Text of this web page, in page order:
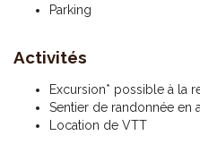
Parking
Activités
Excursion* possible à la
Sentier de randonnée en
Location de VTT